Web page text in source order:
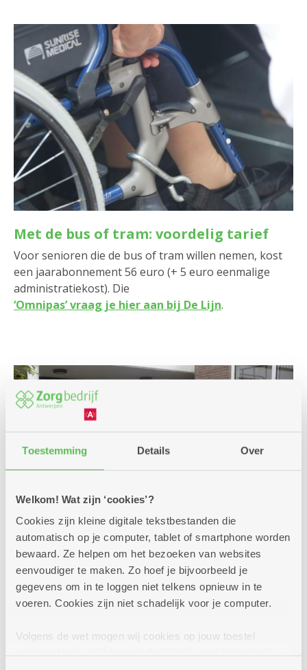
Toestemming Details Over
Welkom! Wat zijn ‘cookies’?
Cookies zijn kleine digitale tekstbestanden die
automatisch op je computer, tablet of smartphone worden
bewaard. Ze helpen om het bezoeken van websites
eenvoudiger te maken. Zo hoef je bijvoorbeeld je
gegevens om in te loggen niet telkens opnieuw in te
voeren. Cookies zijn niet schadelijk voor je computer.
Volgens de wet mogen wij cookies op jouw toestel
Met de bus of tram: voordelig tarief
Voor senioren die de bus of tram willen nemen, kost
een jaarabonnement 56 euro (+ 5 euro eenmalige
administratiekost). Die
‘Omnipas’ vraag je hier aan bij De Lijn.
Een premie of andere
financiële steun?
Voor jouw verplaatsingen met de auto, een bus,